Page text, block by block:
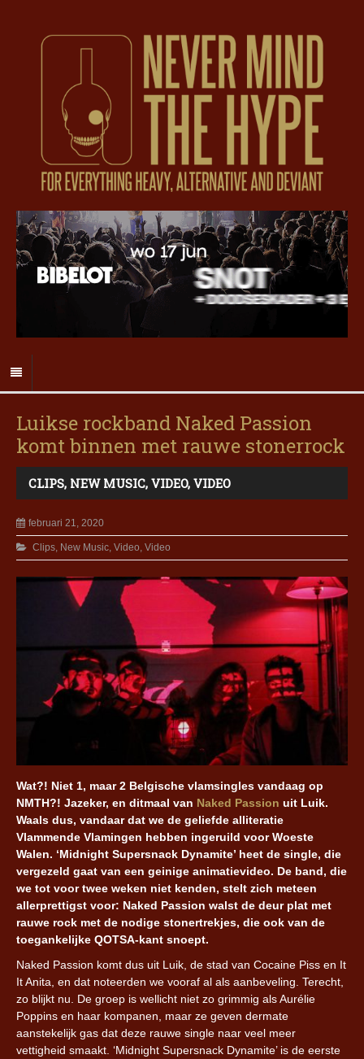
Luikse rockband Naked Passion
komt binnen met rauwe stonerrock
CLIPS, NEW MUSIC, VIDEO, VIDEO
februari 21, 2020
Clips, New Music, Video, Video
Wat?! Niet 1, maar 2 Belgische vlamsingles vandaag op
NMTH?! Jazeker, en ditmaal van Naked Passion uit Luik.
Waals dus, vandaar dat we de geliefde alliteratie
Vlammende Vlamingen hebben ingeruild voor Woeste
Walen. ‘Midnight Supersnack Dynamite’ heet de single, die
vergezeld gaat van een geinige animatievideo. De band, die
we tot voor twee weken niet kenden, stelt zich meteen
allerprettigst voor: Naked Passion walst de deur plat met
rauwe rock met de nodige stonertrekjes, die ook van de
toegankelijke QOTSA-kant snoept.
Naked Passion komt dus uit Luik, de stad van Cocaine Piss en It
It Anita, en dat noteerden we vooraf al als aanbeveling. Terecht,
zo blijkt nu. De groep is wellicht niet zo grimmig als Aurélie
Poppins en haar kompanen, maar ze geven dermate
aanstekelijk gas dat deze rauwe single naar veel meer
vettigheid smaakt. ‘Midnight Supersnack Dynamite’ is de eerste